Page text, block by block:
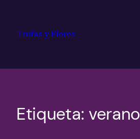
contenido
Trufas y Flores
Etiqueta: verano